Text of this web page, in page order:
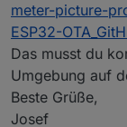
meter-picture-
ESP32-
Das musst du
Umgebung auf
Beste Grüße,
Josef